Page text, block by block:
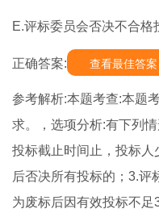
E.评标委员会否决不合格
正确答案: 查看最佳答案
参考解析:本题考查:本题
求。，选项分析:有下列
投标截止时间止，投标
后否决所有投标的；3.评
为废标后因有效投标不